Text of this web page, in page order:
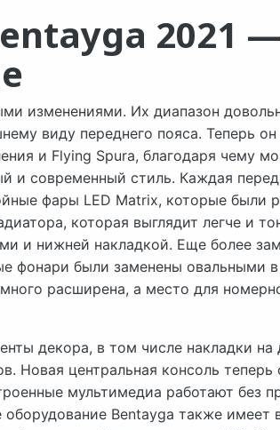
2021 —
изменениями. Их диапазон
виду переднего пояса. Теперь
и Flying Spura, благодаря чему
и современный стиль. Каждая
фары LED Matrix, которые были
которая выглядит легче и
и нижней накладкой. Еще более
фонари были заменены овальными
расширена, а место для
декора, в том числе накладки на
Новая центральная консоль теперь
мультимедиа работают без
Bentayga также имеет